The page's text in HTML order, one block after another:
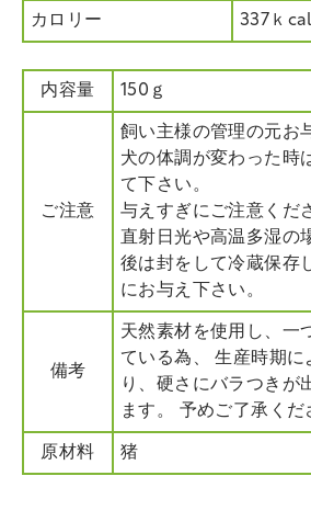
カロリー 337ｋ
内容量 150ｇ
ご注意
飼い主様の管理の元お
犬の体調が変わった時
て下さい。
与えすぎにご注意くだ
直射日光や高温多湿の
後は封をして冷蔵保存
にお与え下さい。
備考
天然素材を使用し、一
ている為、 生産時期に
り、硬さにバラつきが
ます。 予めご了承くだ
原材料 猪